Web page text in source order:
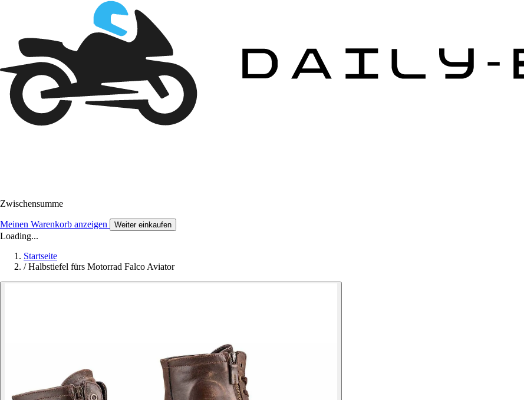
Zwischensumme
Meinen Warenkorb anzeigen Weiter einkaufen
Loading...
Startseite
/ Halbstiefel fürs Motorrad Falco Aviator